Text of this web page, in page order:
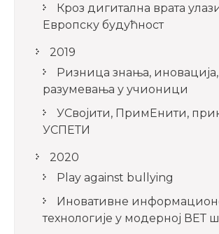
Кроз дигитална врата
Европску будућност
2019
Ризница знања,
разумевања у учионици
УСвојити, ПримЕнити,
УСПЕТИ
2020
Play against bullying
Иновативне
технологије у модерној ВЕТ